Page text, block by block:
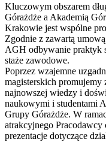
Kluczowym obszarem
Górażdże a Akademią
Krakowie jest wspólne
Zgodnie z zawartą
AGH odbywanie praktyk
staże zawodowe.
Poprzez wzajemne
magisterskich promujemy
najnowszej wiedzy i
naukowymi i studentami
Grupy Górażdże. W
atrakcyjnego
prezentacje dotyczące